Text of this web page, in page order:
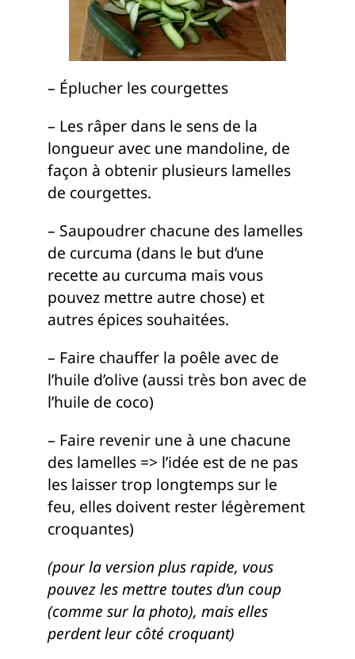
– Éplucher les courgettes
– Les râper dans le sens de la
longueur avec une mandoline, de
façon à obtenir plusieurs lamelles
de courgettes.
– Saupoudrer chacune des lamelles
de curcuma (dans le but d’une
recette au curcuma mais vous
pouvez mettre autre chose) et
autres épices souhaitées.
– Faire chauffer la poêle avec de
l’huile d’olive (aussi très bon avec de
l’huile de coco)
– Faire revenir une à une chacune
des lamelles => l’idée est de ne pas
les laisser trop longtemps sur le
feu, elles doivent rester légèrement
croquantes)
(pour la version plus rapide, vous
pouvez les mettre toutes d’un coup
(comme sur la photo), mais elles
perdent leur côté croquant)